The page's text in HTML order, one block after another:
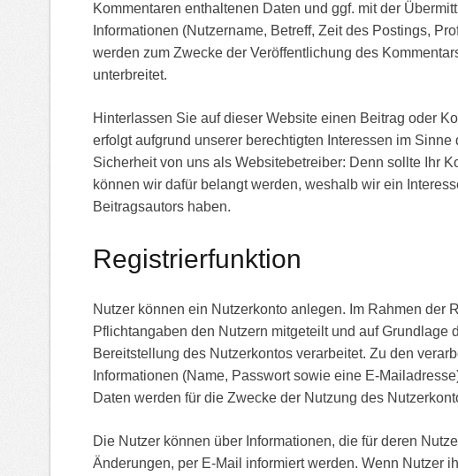
Kommentaren enthaltenen Daten und ggf. mit der
Informationen (Nutzername, Betreff, Zeit des Postings,
werden zum Zwecke der Veröffentlichung des
unterbreitet.
Hinterlassen Sie auf dieser Website einen Beitrag oder
erfolgt aufgrund unserer berechtigten Interessen im
Sicherheit von uns als Websitebetreiber: Denn sollte Ihr
können wir dafür belangt werden, weshalb wir ein
Beitragsautors haben.
Registrierfunktion
Nutzer können ein Nutzerkonto anlegen. Im Rahmen der
Pflichtangaben den Nutzern mitgeteilt und auf Grundlage
Bereitstellung des Nutzerkontos verarbeitet. Zu den
Informationen (Name, Passwort sowie eine E-
Daten werden für die Zwecke der Nutzung des
Die Nutzer können über Informationen, die für deren
Änderungen, per E-Mail informiert werden. Wenn Nutzer